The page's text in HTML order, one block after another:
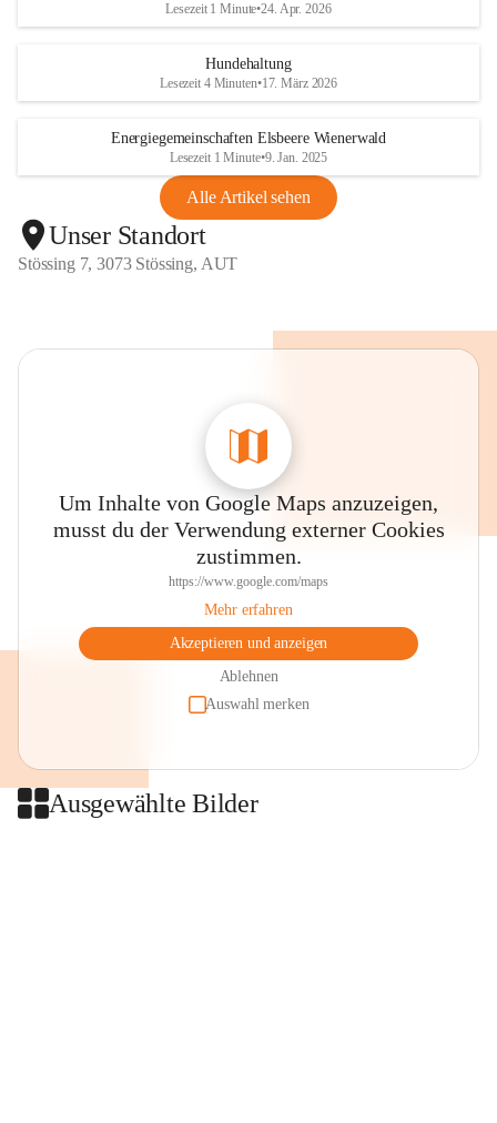
Lesezeit 1 Minute•24. Apr. 2026
Hundehaltung
Lesezeit 4 Minuten•17. März 2026
Energiegemeinschaften Elsbeere Wienerwald
Lesezeit 1 Minute•9. Jan. 2025
Alle Artikel sehen
Unser Standort
Stössing 7, 3073 Stössing, AUT
Um Inhalte von Google Maps anzuzeigen,
musst du der Verwendung externer Cookies
zustimmen.
https://www.google.com/maps
Mehr erfahren
Akzeptieren und anzeigen
Ablehnen
Auswahl merken
Ausgewählte Bilder